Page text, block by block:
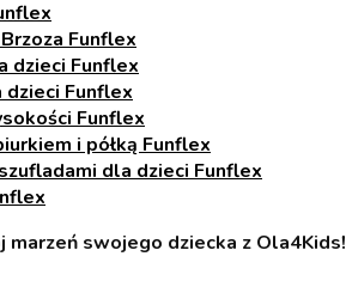
Funflex
dzieci Funflex
dzieci Funflex
Funflex
i półką Funflex
dla dzieci Funflex
swojego dziecka z Ola4Kids!